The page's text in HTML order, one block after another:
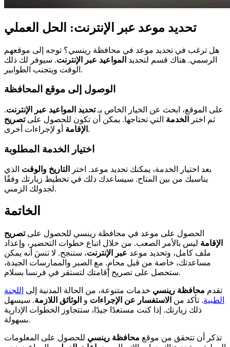
تحديد موعد عبر الإنترنت: الحل العملي
هل ترغب في تحديد موعد في محافظة رينسي؟ توجه إلى موقعهم
الرسمي. هناك قسم لتحديد المواعيد عبر الإنترنت. سيوفر لك ذلك
الوقت ويتجنب الطوابير.
الوصول إلى موقع المحافظة
على الموقع، ابحث عن الخيار الخاص بـتحديد المواعيد عبر الإنترنت.
ثم اختر
الخدمة التي تحتاجها. يمكن أن تكون للحصول علىتصريح
الإقامة أو لإجراءات أخرى.
اختيار الخدمة المطلوبة
بعد اختيار الخدمة، يمكنك تحديد موعد. اختر التاريخ والوقت الذي
يناسبك من بين المتاح. سيساعدك ذلك في تخطيط زيارتك وفقًا
لجدولك الزمني.
الخاتمة
الحصول على موعد في محافظة رينسي للحصول علىتصريح
الإقامة ليس بالأمر الصعب. من خلال اتباع خطوات التحضير، وإعداد
ملف كامل، وتحديد موعد عبر الإنترنت، ستنجح. لا تنسَ أنه يمكن
مساعدتك، خاصة من قبل محامٍ. مع الصبر والممارسات الجيدة،
ستحصل على تصريح إقامتك لتستقر في فرنسا بسلام.
تقدم محافظة رينسي خدمات متنوعة، من الحالة المدنية إلى اللجنة
الطبية. تأكد من الاستفسار عن الإجراءات و الوثائق اللازمة. سيسهل
ذلك زيارتك. إذا كنت مستعدًا جيدًا، ستتجاوز الخطوات الإدارية
بسهولة.
تذكر أن تتحقق من موقع محافظة رينسي للحصول على المعلومات